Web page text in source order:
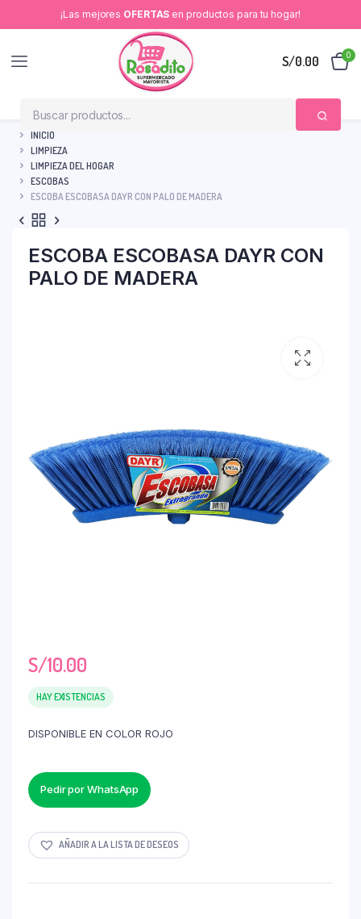
¡Las mejores OFERTAS en productos para tu hogar!
S/0.00 0
INICIO
LIMPIEZA
LIMPIEZA DEL HOGAR
ESCOBAS
ESCOBA ESCOBASA DAYR CON PALO DE MADERA
ESCOBA ESCOBASA DAYR CON
PALO DE MADERA
S/10.00
HAY EXISTENCIAS
DISPONIBLE EN COLOR ROJO
Pedir por WhatsApp
AÑADIR A LA LISTA DE DESEOS